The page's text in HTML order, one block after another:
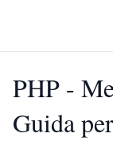
PHP -
Guida